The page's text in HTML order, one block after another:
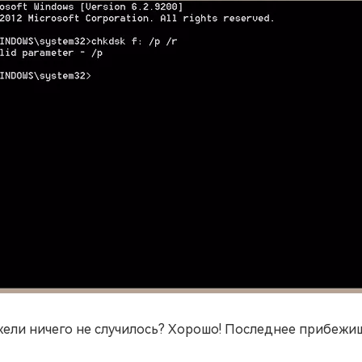
ничего не случилось? Хорошо! Последнее